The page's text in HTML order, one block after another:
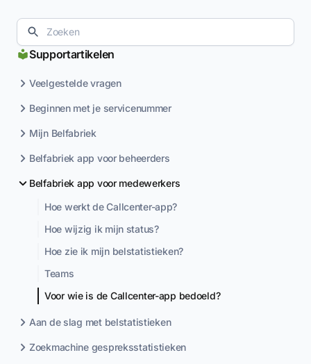
Supportartikelen
Veelgestelde vragen
Beginnen met je servicenummer
Mijn Belfabriek
Belfabriek app voor beheerders
Belfabriek app voor medewerkers
Hoe werkt de Callcenter-app?
Hoe wijzig ik mijn status?
Hoe zie ik mijn belstatistieken?
Teams
Voor wie is de Callcenter-app bedoeld?
Aan de slag met belstatistieken
Zoekmachine gespreksstatistieken